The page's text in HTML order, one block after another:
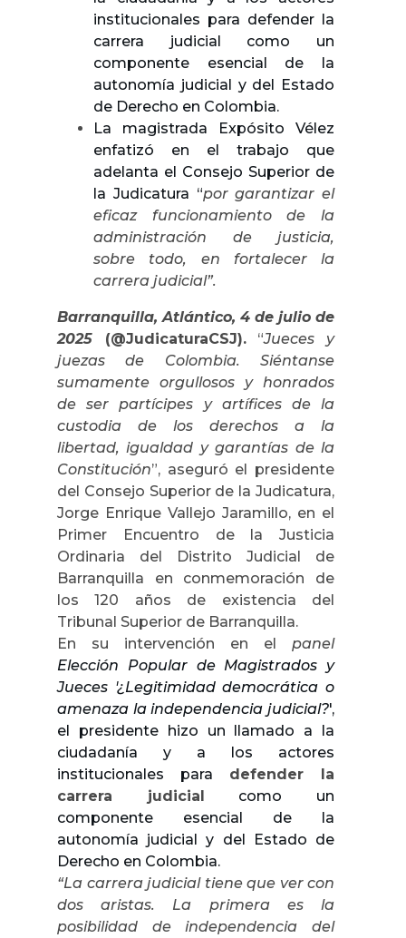
institucionales para defender la
carrera judicial como un
componente esencial de la
autonomía judicial y del Estado
de Derecho en Colombia.
La magistrada Expósito Vélez
enfatizó en el trabajo que
adelanta el Consejo Superior de
la Judicatura “por garantizar el
eficaz funcionamiento de la
administración de justicia,
sobre todo, en fortalecer la
carrera judicial”.
Barranquilla, Atlántico, 4 de julio de
2025 (@JudicaturaCSJ).“Jueces y
juezas de Colombia. Siéntanse
sumamente orgullosos y honrados
de ser partícipes y artífices de la
custodia de los derechos a la
libertad, igualdad y garantías de la
Constitución”, aseguró el presidente
del Consejo Superior de la Judicatura,
Jorge Enrique Vallejo Jaramillo, en el
Primer Encuentro de la Justicia
Ordinaria del Distrito Judicial de
Barranquilla en conmemoración de
los 120 años de existencia del
Tribunal Superior de Barranquilla.
En su intervención en el panel
Elección Popular de Magistrados y
Jueces '¿Legitimidad democrática o
amenaza la independencia judicial?',
el presidente hizo un llamado a la
ciudadanía y a los actores
institucionales para defender la
carrera judicial como un
componente esencial de la
autonomía judicial y del Estado de
Derecho en Colombia.
“La carrera judicial tiene que ver con
dos aristas. La primera es la
posibilidad de independencia del